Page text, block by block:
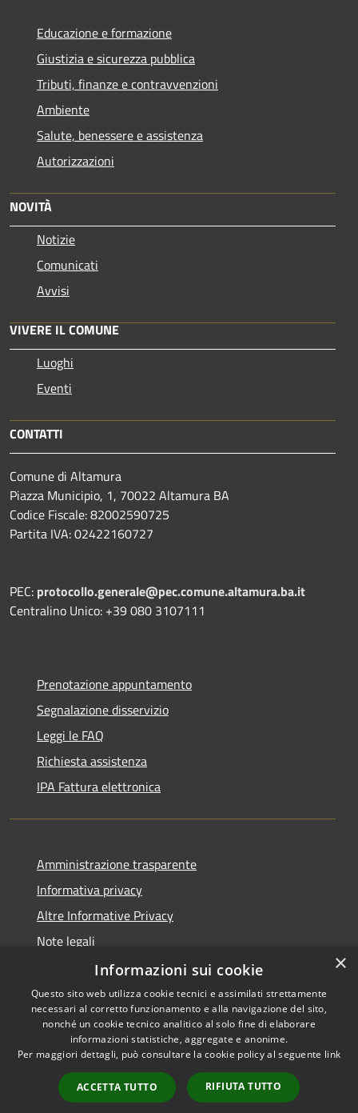
Educazione e formazione
Giustizia e sicurezza pubblica
Tributi, finanze e contravvenzioni
Ambiente
Salute, benessere e assistenza
Autorizzazioni
NOVITÀ
Notizie
Comunicati
Avvisi
VIVERE IL COMUNE
Luoghi
Eventi
CONTATTI
Comune di Altamura
Piazza Municipio, 1, 70022 Altamura BA
Codice Fiscale: 82002590725
Partita IVA: 02422160727
PEC: protocollo.generale@pec.comune.altamura.ba.it
Centralino Unico: +39 080 3107111
Prenotazione appuntamento
Segnalazione disservizio
Leggi le FAQ
Richiesta assistenza
IPA Fattura elettronica
Amministrazione trasparente
Informativa privacy
Altre Informative Privacy
Note legali
Dichiarazione di accessibilità
RSS
Accessibilità
Copyright © 2026 • Comune di
Municipium•
Accesso
redazione
×
Informazioni sui cookie
Questo sito web utilizza cookie tecnici e assimilati strettamente
necessari al corretto funzionamento e alla navigazione del sito,
nonché un cookie tecnico analitico al solo fine di elaborare
informazioni statistiche, aggregate e anonime.
Per maggiori dettagli, può consultare la cookie policy al seguente link
ACCETTA TUTTO RIFIUTA TUTTO